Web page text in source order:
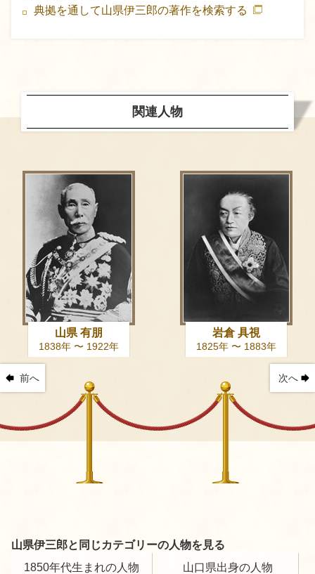
典拠を通して山県伊三郎の著作を検索する
関連人物
前へ
山県 有朋
1838年 〜 1922年
岩倉 具視
1825年 〜 1883年
次へ
山県伊三郎と同じカテゴリーの人物を見る
1850年代生まれの人物
山口県出身の人物